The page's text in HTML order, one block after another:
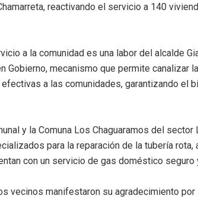
reactivando el servicio a 140
a la comunidad es una labor del alcalde
Gobierno, mecanismo que permite canalizar
a las comunidades, garantizando el
y la Comuna Los Chaguaramos del sector
para la reparación de la tubería rota,
con un servicio de gas doméstico seguro
vecinos manifestaron su agradecimiento